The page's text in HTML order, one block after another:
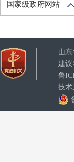
国家级政府网站
山
建议
鲁
技术